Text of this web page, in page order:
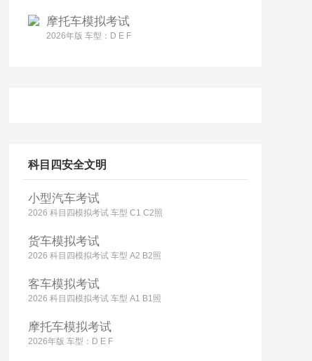
摩托车模拟考试
2026年版 车型：D E F
科目四安全文明
小型汽车考试
2026 科目四模拟考试 车型 C1 C2照
货车模拟考试
2026 科目四模拟考试 车型 A2 B2照
客车模拟考试
2026 科目四模拟考试 车型 A1 B1照
摩托车模拟考试
2026年版 车型：D E F